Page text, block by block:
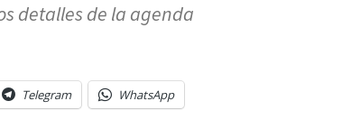
detalles de la agenda
Telegram WhatsApp